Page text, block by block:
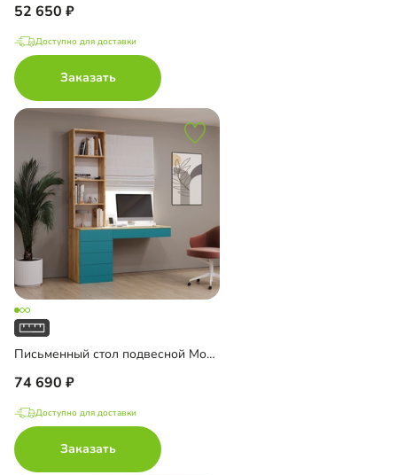
52 650
Доступно для доставки
Заказать
Письменный стол подвесной Мобаро-3
74 690
Доступно для доставки
Заказать